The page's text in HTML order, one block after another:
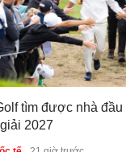
tìm được nhà
2027